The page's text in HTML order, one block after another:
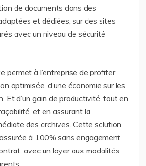
de documents dans des
et dédiées, sur des sites
avec un niveau de sécurité
permet à l’entreprise de profiter
optimisée, d’une économie sur les
Et d’un gain de productivité, tout en
et en assurant la
des archives. Cette solution
à 100% sans engagement
avec un loyer aux modalités